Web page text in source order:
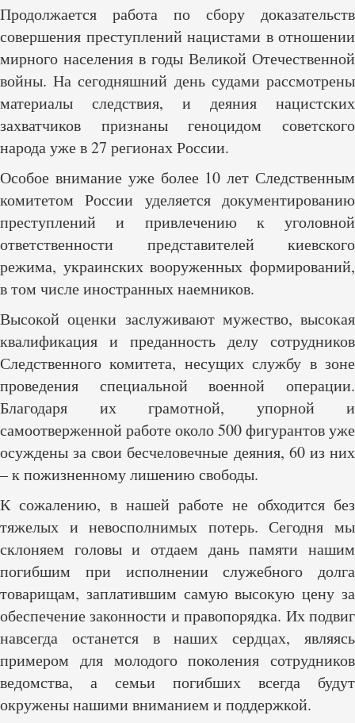
Продолжается работа по сбору доказательств
совершения преступлений нацистами в отношении
мирного населения в годы Великой Отечественной
войны. На сегодняшний день судами рассмотрены
материалы следствия, и деяния нацистских
захватчиков признаны геноцидом советского
народа уже в 27 регионах России.
Особое внимание уже более 10 лет Следственным
комитетом России уделяется документированию
преступлений и привлечению к уголовной
ответственности представителей киевского
режима, украинских вооруженных формирований,
в том числе иностранных наемников.
Высокой оценки заслуживают мужество, высокая
квалификация и преданность делу сотрудников
Следственного комитета, несущих службу в зоне
проведения специальной военной операции.
Благодаря их грамотной, упорной и
самоотверженной работе около 500 фигурантов уже
осуждены за свои бесчеловечные деяния, 60 из них
– к пожизненному лишению свободы.
К сожалению, в нашей работе не обходится без
тяжелых и невосполнимых потерь. Сегодня мы
склоняем головы и отдаем дань памяти нашим
погибшим при исполнении служебного долга
товарищам, заплатившим самую высокую цену за
обеспечение законности и правопорядка. Их подвиг
навсегда останется в наших сердцах, являясь
примером для молодого поколения сотрудников
ведомства, а семьи погибших всегда будут
окружены нашими вниманием и поддержкой.